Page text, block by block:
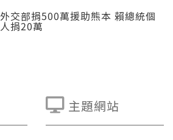
外交部捐500萬援助熊本 賴總統個
人捐20萬
主題網站